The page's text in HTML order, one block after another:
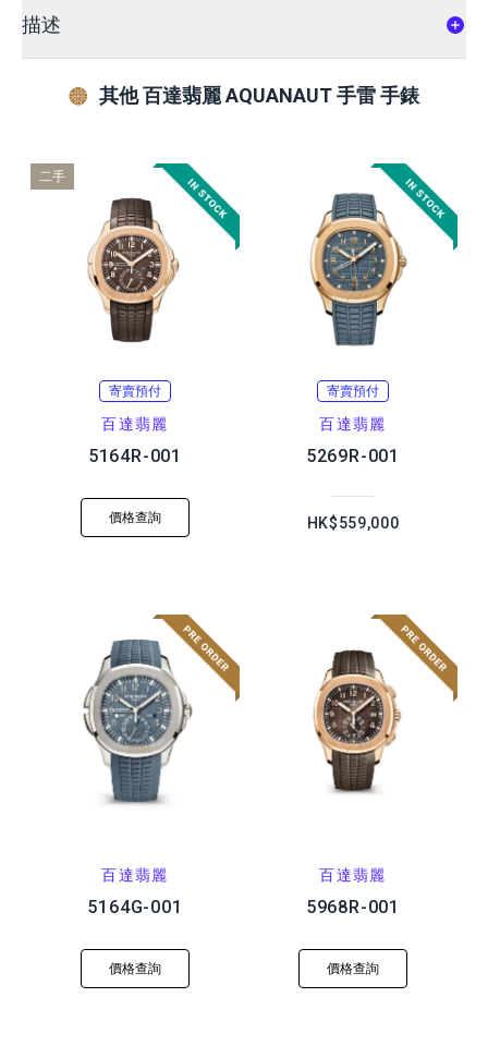
描述
其他 百達翡麗 AQUANAUT 手雷 手錶
二手
寄賣預付
百達翡麗
5164R-001
價格查詢
寄賣預付
百達翡麗
5269R-001
HK$559,000
百達翡麗
5164G-001
價格查詢
百達翡麗
5968R-001
價格查詢